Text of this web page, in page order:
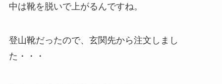
中は靴を脱いで上がるんですね。
登山靴だったので、玄関先から注文しまし
た・・・